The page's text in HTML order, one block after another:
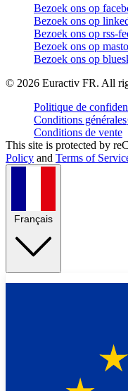
Bezoek ons op
Bezoek ons op
Bezoek ons op rss-
Bezoek ons op
Bezoek ons op
© 2026 Euractiv FR. All
Politique de
Conditions générales
Conditions de vente
This site is protected by
Policy and Terms of
Français